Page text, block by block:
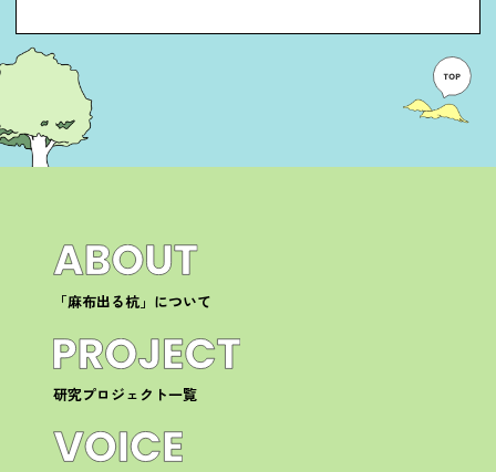
「麻布出る杭」について
研究プロジェクト一覧